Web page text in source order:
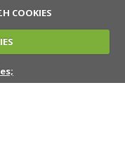
COOKIES